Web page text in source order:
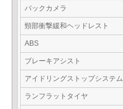
バックカメラ
頸部衝撃緩和ヘッドレスト
ABS
ブレーキアシスト
アイドリングストップシステム
ランフラットタイヤ